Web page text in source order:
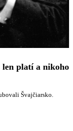
len platí a nikoho
Švajčiarsko.